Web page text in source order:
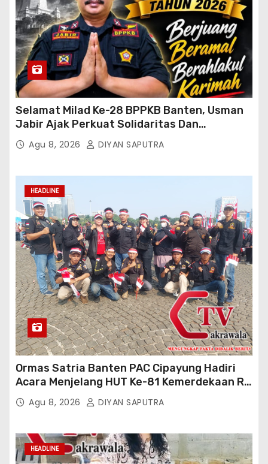
Selamat Milad Ke-28 BPPKB Banten, Usman
Jabir Ajak Perkuat Solidaritas Dan
Kebersamaan
Agu 8, 2026 DIYAN SAPUTRA
HEADLINE
Ormas Satria Banten PAC Cipayung Hadiri
Acara Menjelang HUT Ke-81 Kemerdekaan RI
Di Silang Monas
Agu 8, 2026 DIYAN SAPUTRA
HEADLINE